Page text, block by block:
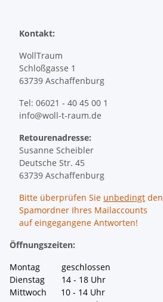
Kontakt:
WollTraum
Schloßgasse 1
63739 Aschaffenburg
Tel: 06021 - 40 45 00 1
info@woll-t-raum.de
Retourenadresse:
Susanne Scheibler
Deutsche Str. 45
63739 Aschaffenburg
Bitte überprüfen Sie unbedingt den
Spamordner Ihres Mailaccounts
auf eingegangene Antworten!
Öffnungszeiten:
Montag geschlossen
Dienstag 14 - 18 Uhr
Mittwoch 10 - 14 Uhr